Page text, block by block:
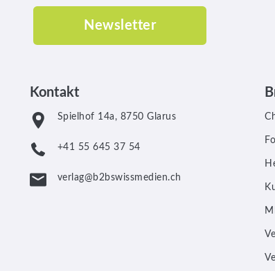
Newsletter
Kontakt
Spielhof 14a, 8750 Glarus
+41 55 645 37 54
verlag@b2bswissmedien.ch